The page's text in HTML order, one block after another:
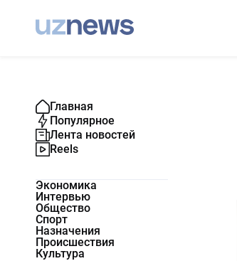
Главная
Популярное
Лента новостей
Reels
Экономика
Интервью
Общество
Спорт
Назначения
Происшествия
Культура